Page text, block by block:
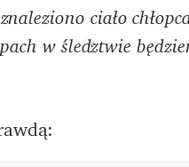
ciało
w śledztwie